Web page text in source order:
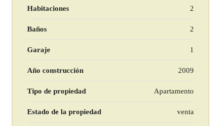
Habitaciones 2
Baños 2
Garaje 1
Año construcción 2009
Tipo de propiedad Apartamento
Estado de la propiedad venta